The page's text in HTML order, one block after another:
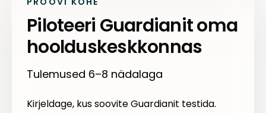
Piloteeri Guardianit oma
hoolduskeskkonnas
Tulemused 6–8 nädalaga
Kirjeldage, kus soovite Guardianit testida.